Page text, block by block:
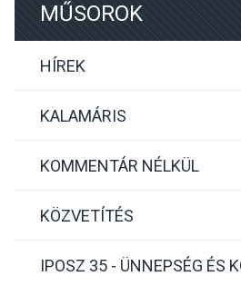
MŰSOROK
HÍREK
KALAMÁRIS
KOMMENTÁR NÉLKÜL
KÖZVETÍTÉS
IPOSZ 35 - ÜNNEPSÉG ÉS